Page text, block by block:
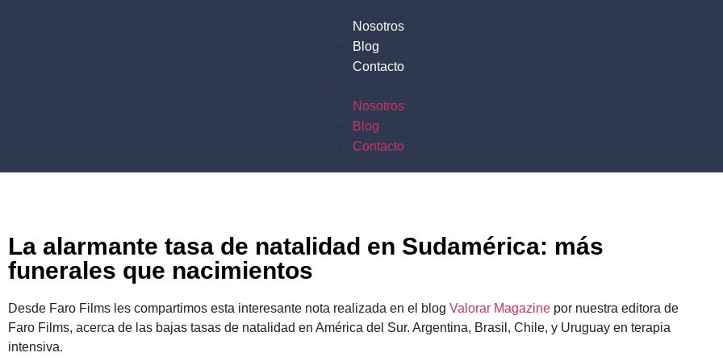
Nosotros
Blog
Contacto
Nosotros
Blog
Contacto
La alarmante tasa de natalidad en Sudamérica: más
funerales que nacimientos
Desde Faro Films les compartimos esta interesante nota realizada en el blog Valorar Magazine por nuestra editora de
Faro Films, acerca de las bajas tasas de natalidad en América del Sur. Argentina, Brasil, Chile, y Uruguay en terapia
intensiva.